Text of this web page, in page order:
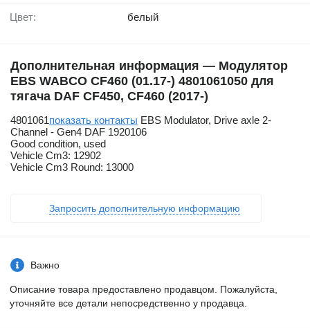
Цвет: белый
Дополнительная информация — Модулятор
EBS WABCO CF460 (01.17-) 4801061050 для
тягача DAF CF450, CF460 (2017-)
4801061показать контакты EBS Modulator, Drive axle 2-
Channel - Gen4 DAF 1920106
Good condition, used
Vehicle Cm3: 12902
Vehicle Cm3 Round: 13000
Запросить дополнительную информацию
Важно
Описание товара предоставлено продавцом. Пожалуйста,
уточняйте все детали непосредственно у продавца.